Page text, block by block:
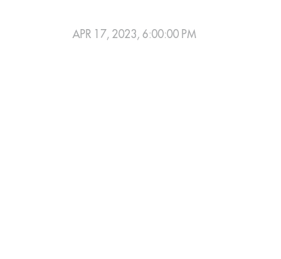
APR 17, 2023, 6:00:00 PM